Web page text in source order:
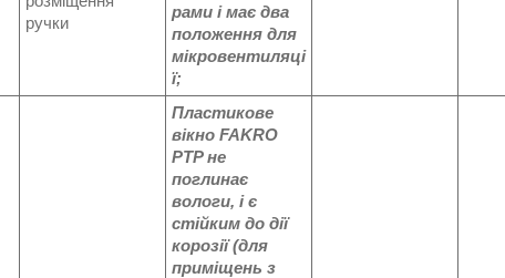
рами і має два
положення для
мікровентиляці
ї;
Пластикове
вікно FAKRO
PTP не
поглинає
вологи, і є
стійким до дії
корозії (для
приміщень з